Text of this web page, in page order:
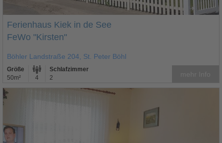
Ferienhaus Kiek in de See
FeWo "Kirsten"
Böhler Landstraße 204, St. Peter Böhl
Größe
50m²
4
Schlafzimmer
2